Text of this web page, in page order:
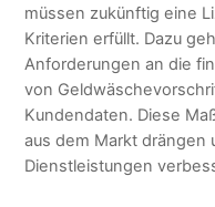
müssen zukünftig eine
Kriterien erfüllt. Dazu
Anforderungen an die
von
Kundendaten. Diese
aus dem Markt drängen
Dienstleistungen